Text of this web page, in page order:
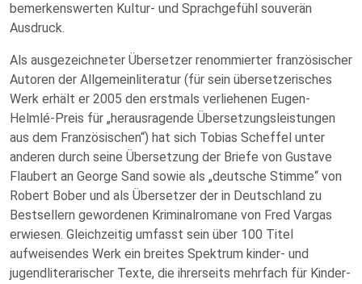
bemerkenswerten Kultur- und Sprachgefühl souverän
Ausdruck.
Als ausgezeichneter Übersetzer renommierter französischer
Autoren der Allgemeinliteratur (für sein übersetzerisches
Werk erhält er 2005 den erstmals verliehenen Eugen-
Helmlé-Preis für „herausragende Übersetzungsleistungen
aus dem Französischen“) hat sich Tobias Scheffel unter
anderen durch seine Übersetzung der Briefe von Gustave
Flaubert an George Sand sowie als „deutsche Stimme“ von
Robert Bober und als Übersetzer der in Deutschland zu
Bestsellern gewordenen Kriminalromane von Fred Vargas
erwiesen. Gleichzeitig umfasst sein über 100 Titel
aufweisendes Werk ein breites Spektrum kinder- und
jugendliterarischer Texte, die ihrerseits mehrfach für Kinder-